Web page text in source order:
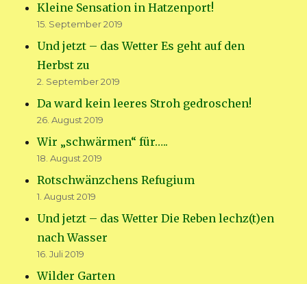
Kleine Sensation in Hatzenport!
15. September 2019
Und jetzt – das Wetter Es geht auf den
Herbst zu
2. September 2019
Da ward kein leeres Stroh gedroschen!
26. August 2019
Wir „schwärmen“ für…..
18. August 2019
Rotschwänzchens Refugium
1. August 2019
Und jetzt – das Wetter Die Reben lechz(t)en
nach Wasser
16. Juli 2019
Wilder Garten